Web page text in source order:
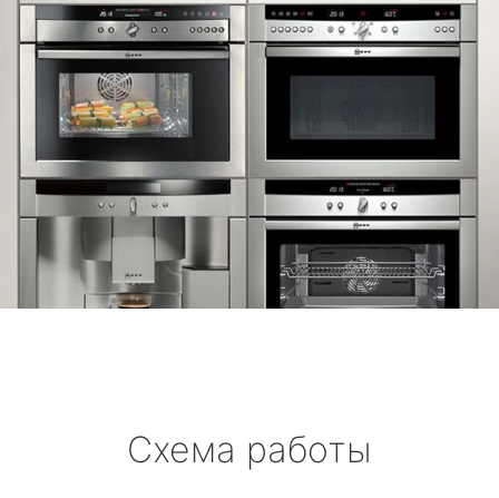
Схема работы